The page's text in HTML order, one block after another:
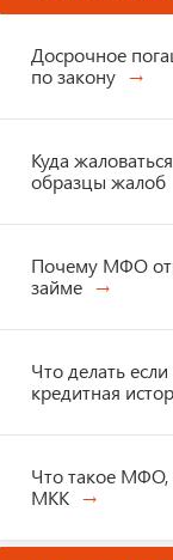
Досрочное
по закону
Куда
образцы жалоб
Почему МФО
займе
Что делать если
кредитная
Что такое
МКК